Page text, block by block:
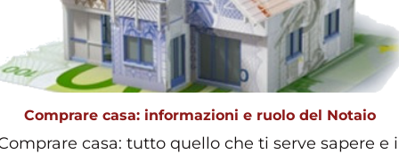
Comprare casa: informazioni e ruolo del Notaio
casa: tutto quello che ti serve sapere e